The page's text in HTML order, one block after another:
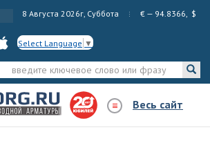
8 Августа 2026г, Суббота € — 94.8366, $
Select Language ▼
Весь сайт